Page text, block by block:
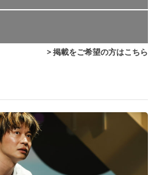
> 掲載をご希望の方はこちら